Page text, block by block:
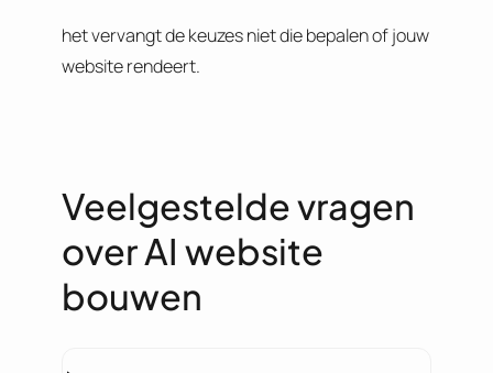
het vervangt de keuzes niet die bepalen of jouw
website rendeert.
Veelgestelde vragen
over AI website
bouwen